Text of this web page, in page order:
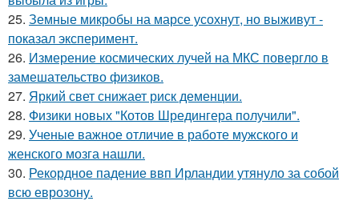
25. Земные микробы на марсе усохнут, но выживут -
показал эксперимент.
26. Измерение космических лучей на МКС повергло в
замешательство физиков.
27. Яркий свет снижает риск деменции.
28. Физики новых "Котов Шредингера получили".
29. Ученые важное отличие в работе мужского и
женского мозга нашли.
30. Рекордное падение ввп Ирландии утянуло за собой
всю еврозону.